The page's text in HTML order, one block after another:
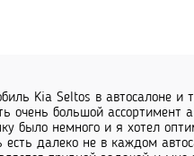
Kia Seltos в автосалоне
очень большой
было немного и я хотел
есть далеко не в каждом